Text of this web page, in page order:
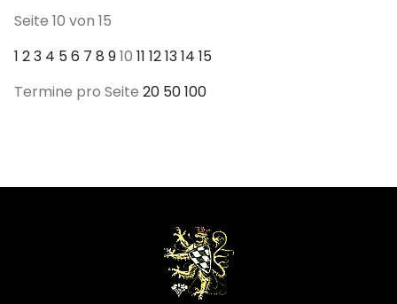
Seite 10 von 15
1 23 4 56 7 8 910 11 121314 15
Termine pro Seite 20 50100